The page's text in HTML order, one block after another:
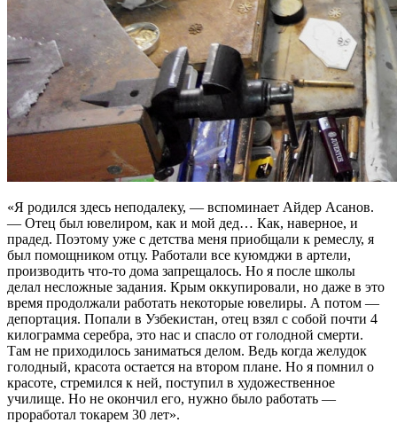
«Я родился здесь неподалеку, — вспоминает Айдер Асанов.
— Отец был ювелиром, как и мой дед… Как, наверное, и
прадед. Поэтому уже с детства меня приобщали к ремеслу, я
был помощником отцу. Работали все куюмджи в артели,
производить что-то дома запрещалось. Но я после школы
делал несложные задания. Крым оккупировали, но даже в это
время продолжали работать некоторые ювелиры. А потом —
депортация. Попали в Узбекистан, отец взял с собой почти 4
килограмма серебра, это нас и спасло от голодной смерти.
Там не приходилось заниматься делом. Ведь когда желудок
голодный, красота остается на втором плане. Но я помнил о
красоте, стремился к ней, поступил в художественное
училище. Но не окончил его, нужно было работать —
проработал токарем 30 лет».